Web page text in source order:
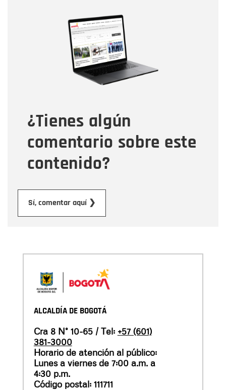
¿Tienes algún
comentario sobre este
contenido?
Sí, comentar aquí ❯
Correo electrónico
Tipo de comentario
Mensaje
ALCALDÍA DE BOGOTÁ
Cra 8 N° 10-65 / Tel: +57 (601)
381-3000
Horario de atención al público:
Lunes a viernes de 7:00 a.m. a
4:30 p.m.
Código postal: 111711